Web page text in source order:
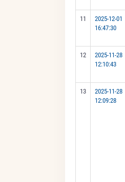
11
2025-12-01
16:47:30
12
2025-11-28
12:10:43
13
2025-11-28
12:09:28